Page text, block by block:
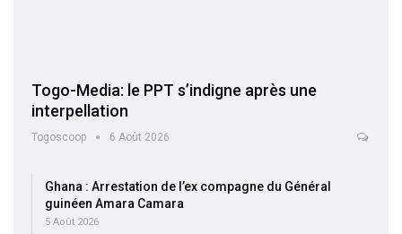
Togo-Media: le PPT s’indigne après une
interpellation
Togoscoop 6 Août 2026
Ghana : Arrestation de l’ex compagne du Général
guinéen Amara Camara
5 Août 2026